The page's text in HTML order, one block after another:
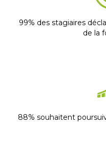
99% des stagiaires
de la
88% souhaitent